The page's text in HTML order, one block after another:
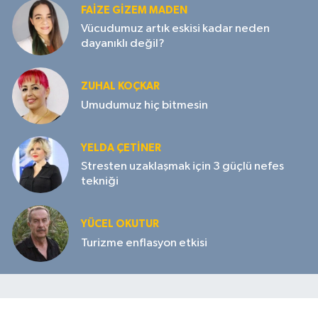
FAIZE GIZEM MADEN
Vücudumuz artık eskisi kadar neden
dayanıklı değil?
ZUHAL KOÇKAR
Umudumuz hiç bitmesin
YELDA ÇETİNER
Stresten uzaklaşmak için 3 güçlü nefes
tekniği
YÜCEL OKUTUR
Turizme enflasyon etkisi